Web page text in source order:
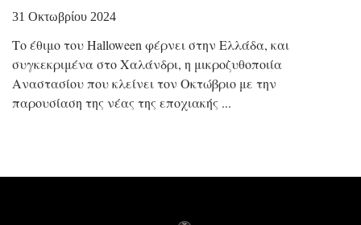
31 Οκτωβρίου 2024
Το έθιμο του Halloween φέρνει στην Ελλάδα, και
συγκεκριμένα στο Χαλάνδρι, η μικροζυθοποιία
Αναστασίου που κλείνει τον Οκτώβριο με την
παρουσίαση της νέας της εποχιακής